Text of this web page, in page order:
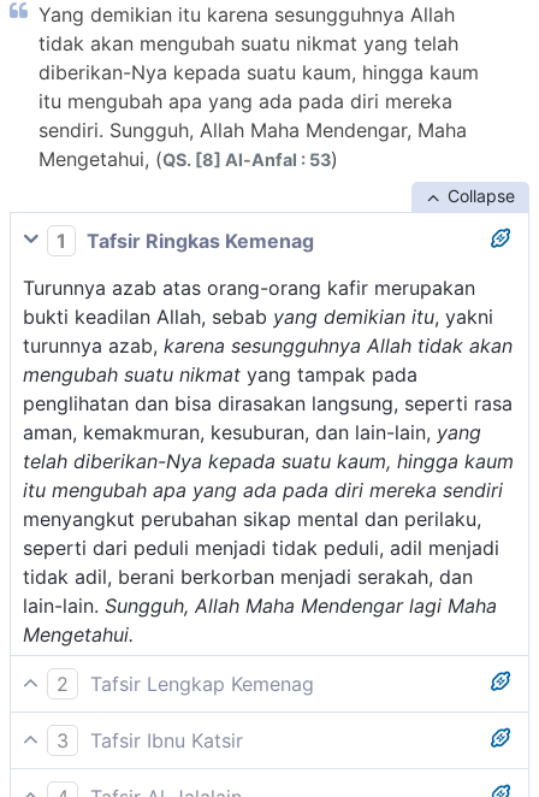
Yang demikian itu karena sesungguhnya Allah
tidak akan mengubah suatu nikmat yang telah
diberikan-Nya kepada suatu kaum, hingga kaum
itu mengubah apa yang ada pada diri mereka
sendiri. Sungguh, Allah Maha Mendengar, Maha
Mengetahui, (QS. [8] Al-Anfal : 53)
Collapse
1
Tafsir Ringkas Kemenag
Turunnya azab atas orang-orang kafir merupakan
bukti keadilan Allah, sebab yang demikian itu, yakni
turunnya azab, karena sesungguhnya Allah tidak akan
mengubah suatu nikmat yang tampak pada
penglihatan dan bisa dirasakan langsung, seperti rasa
aman, kemakmuran, kesuburan, dan lain-lain, yang
telah diberikan-Nya kepada suatu kaum, hingga kaum
itu mengubah apa yang ada pada diri mereka sendiri
menyangkut perubahan sikap mental dan perilaku,
seperti dari peduli menjadi tidak peduli, adil menjadi
tidak adil, berani berkorban menjadi serakah, dan
lain-lain. Sungguh, Allah Maha Mendengar lagi Maha
Mengetahui.
2
Tafsir Lengkap Kemenag
Kejadian ini yaitu menyiksa orang-orang Quraisy
adalah karena mereka mengingkari nikmat-nikmat
Allah, ketika Allah mengutus seorang rasul dari
3
Tafsir Ibnu Katsir
Allah Swt. menyebutkan tentang keadilan dan